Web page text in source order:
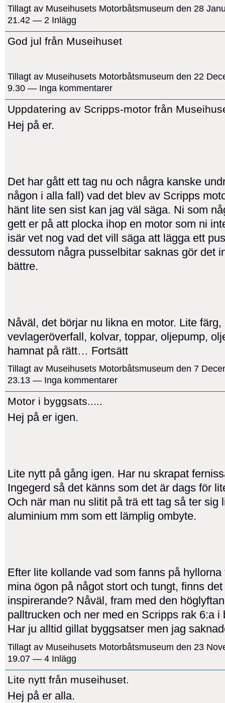
Tillagt av Museihusets Motorbåtsmuseum den 28
21.42 — 2 Inlägg
God jul från Museihuset
Tillagt av Museihusets Motorbåtsmuseum den 22
9.30 — Inga kommentarer
Uppdatering av Scripps-motor från
Hej på er.
Det har gått ett tag nu och några kanske
någon i alla fall) vad det blev av Scripps
hänt lite sen sist kan jag väl säga. Ni som
gett er på att plocka ihop en motor som ni
isär vet nog vad det vill säga att lägga ett
dessutom några pusselbitar saknas gör det
bättre.
Nåväl, det börjar nu likna en motor. Lite färg,
vevlageröverfall, kolvar, toppar, oljepump,
hamnat på rätt… Fortsätt
Tillagt av Museihusets Motorbåtsmuseum den 7
23.13 — Inga kommentarer
Motor i byggsats.....
Hej på er igen.
Lite nytt på gång igen. Har nu skrapat
Ingegerd så det känns som det är dags för
Och när man nu slitit på trä ett tag så ter sig
aluminium mm som ett lämplig ombyte.
Efter lite kollande vad som fanns på hyllorna
mina ögon på något stort och tungt, finns
inspirerande? Nåväl, fram med den
palltrucken och ner med en Scripps rak 6:a i
Har ju alltid gillat byggsatser men jag
Tillagt av Museihusets Motorbåtsmuseum den 23
19.07 — 4 Inlägg
Lite nytt från museihuset.
Hej på er alla.